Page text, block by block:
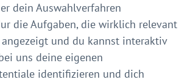
dein Auswahlverfahren
die Aufgaben, die wirklich relevant
und du kannst interaktiv
uns deine eigenen
identifizieren und dich